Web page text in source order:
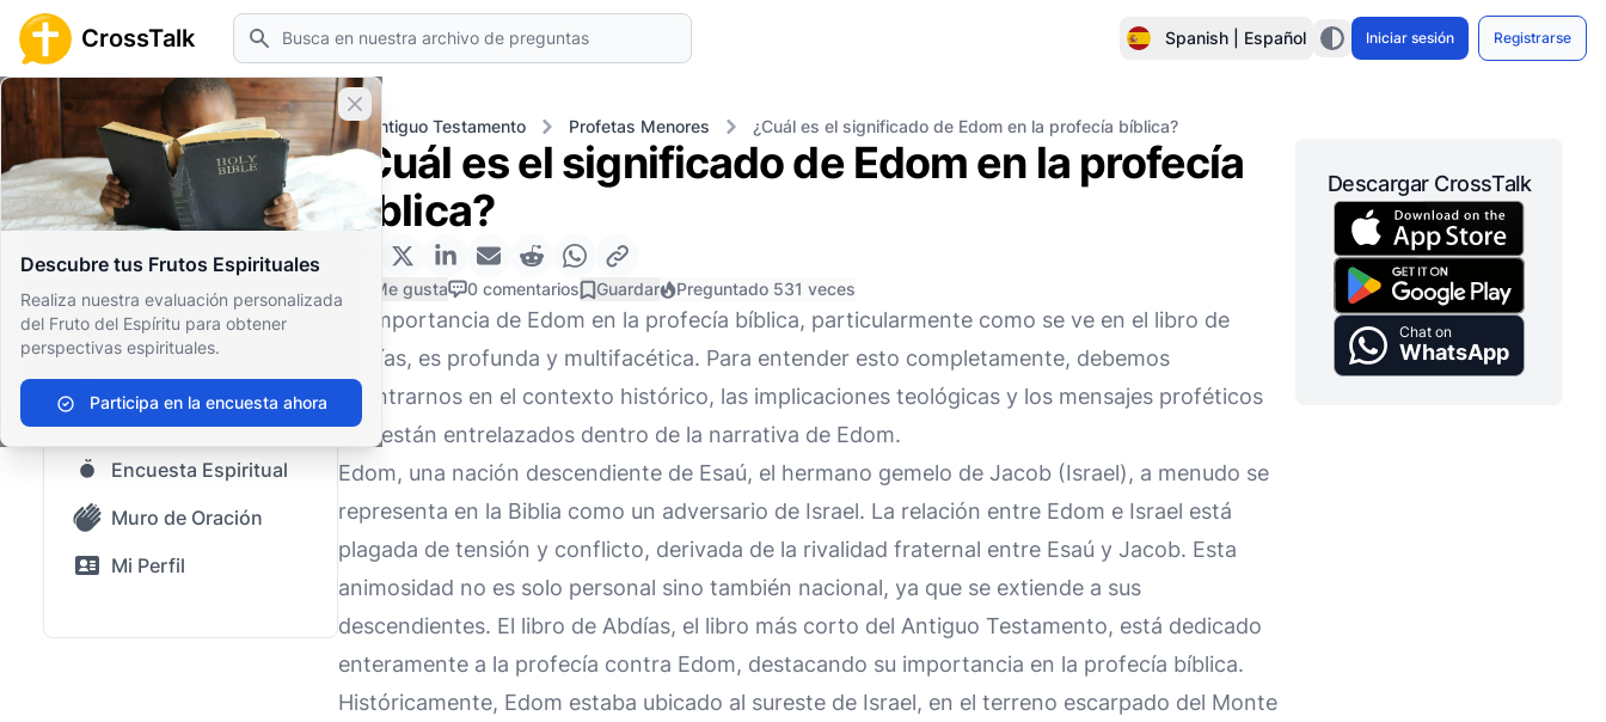
CrossTalk Buscar Spanish | Español Iniciar sesión Registrarse
Cerrar banner
Descubre tus Frutos Espirituales
Realiza nuestra evaluación personalizada
del Fruto del Espíritu para obtener
perspectivas espirituales.
Participa en la encuesta ahora
Inicio Archivo de Preguntas Antiguo Testamento Profetas Menores ¿Cuál es el significado de Edom en la profecía bíblica?
Inicio
Archivo de Preguntas
Nuestro blog
Contenido guardado
Preguntas Populares
Biblia Sagrada
Encuesta Espiritual
Muro de Oración
Mi Perfil
¿Cuál es el significado de Edom en la profecía
bíblica?
0 Me gusta 0 comentarios Guardar Preguntado 531 veces
La importancia de Edom en la profecía bíblica, particularmente como se ve en el libro de
Abdías, es profunda y multifacética. Para entender esto completamente, debemos
adentrarnos en el contexto histórico, las implicaciones teológicas y los mensajes proféticos
que están entrelazados dentro de la narrativa de Edom.
Edom, una nación descendiente de Esaú, el hermano gemelo de Jacob (Israel), a menudo se
representa en la Biblia como un adversario de Israel. La relación entre Edom e Israel está
plagada de tensión y conflicto, derivada de la rivalidad fraternal entre Esaú y Jacob. Esta
animosidad no es solo personal sino también nacional, ya que se extiende a sus
descendientes. El libro de Abdías, el libro más corto del Antiguo Testamento, está dedicado
enteramente a la profecía contra Edom, destacando su importancia en la profecía bíblica.
Históricamente, Edom estaba ubicado al sureste de Israel, en el terreno escarpado del Monte
Descargar CrossTalk
Chat on
WhatsApp